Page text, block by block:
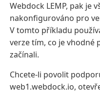
Webdock LEMP, pak je
nakonfigurováno pro
V tomto příkladu
verze tím, co je vhodné
začínali.
Chcete-li povolit
web1.webdock.io,